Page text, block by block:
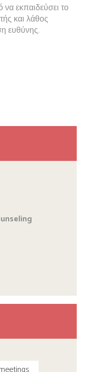
εκπαιδεύσει το
και λάθος
ευθύνης.